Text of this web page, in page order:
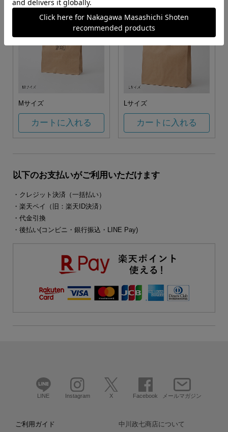
Mサイズ
カートに入れる
Lサイズ
カートに入れる
以下のお支払いがご利用いただけます
・クレジット決済（一括払い）
・楽天ペイ（旧：楽天ID決済）
・代金引換
・後払い(コンビニ・銀行振込・LINE Pay)
LINE Instagram X Facebook メールマガジン
ご利用ガイド 中川政七商店について